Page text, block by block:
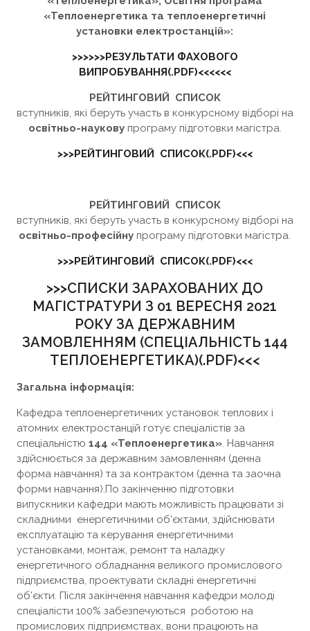
«Теплоенергетика та теплоенергетичні
установки електростанцій»:
>>>>>>РЕЗУЛЬТАТИ ФАХОВОГО
ВИПРОБУВАННЯ(.PDF)<<<<<<
РЕЙТИНГОВИЙ СПИСОК
вступників, які беруть участь в конкурсному відборі на
освітньо-науковупрограму підготовки магістра.
>>>РЕЙТИНГОВИЙ СПИСОК(.PDF)<<<
РЕЙТИНГОВИЙ СПИСОК
вступників, які беруть участь в конкурсному відборі на
освітньо-професійну програму підготовки магістра.
>>>РЕЙТИНГОВИЙ СПИСОК(.PDF)<<<
>>>СПИСКИ ЗАРАХОВАНИХ ДО
МАГІСТРАТУРИ З 01 ВЕРЕСНЯ 2021
РОКУ ЗА ДЕРЖАВНИМ
ЗАМОВЛЕННЯМ (СПЕЦІАЛЬНІСТЬ 144
ТЕПЛОЕНЕРГЕТИКА)(.PDF)<<<
Загальна інформація:
Кафедра теплоенергетичних установок теплових і
атомних електростанцій готує спеціалістів за
спеціальністю 144 «Теплоенергетика». Навчання
здійснюється за державним замовленням (денна
форма навчання) та за контрактом (денна та заочна
форми навчання).По закінченню підготовки
випускники кафедри мають можливість працювати зі
складними енергетичними об’єктами, здійснювати
експлуатацію та керування енергетичними
установками, монтаж, ремонт та наладку
енергетичного обладнання великого промислового
підприємства, проектувати складні енергетичні
об’єкти. Після закінчення навчання кафедри молоді
спеціалісти 100% забезпечуються роботою на
промислових підприємствах, вони працюють на